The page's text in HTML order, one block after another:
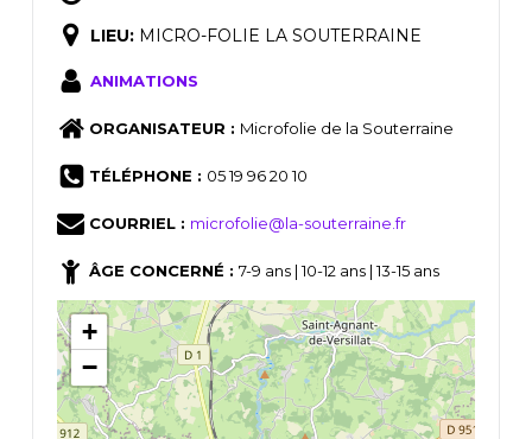
LIEU: MICRO-FOLIE LA SOUTERRAINE
ANIMATIONS
ORGANISATEUR : Microfolie de la Souterraine
TÉLÉPHONE : 05 19 96 20 10
COURRIEL : microfolie@la-souterraine.fr
ÂGE CONCERNÉ : 7-9 ans | 10-12 ans | 13-15 ans
+
−